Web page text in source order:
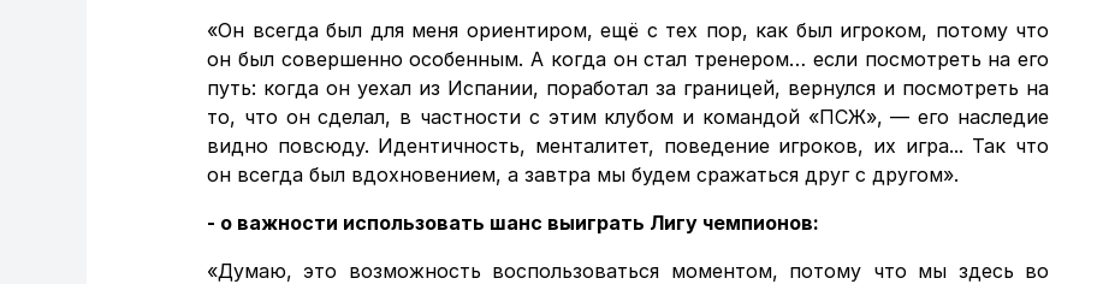
«Он всегда был для меня ориентиром, ещё с тех пор, как был игроком, потому что
он был совершенно особенным. А когда он стал тренером… если посмотреть на его
путь: когда он уехал из Испании, поработал за границей, вернулся и посмотреть на
то, что он сделал, в частности с этим клубом и командой «ПСЖ», — его наследие
видно повсюду. Идентичность, менталитет, поведение игроков, их игра... Так что
он всегда был вдохновением, а завтра мы будем сражаться друг с другом».
- о важности использовать шанс выиграть Лигу чемпионов:
«Думаю, это возможность воспользоваться моментом, потому что мы здесь во